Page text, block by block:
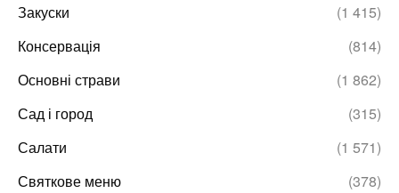
Закуски
(1 415)
Консервація
(814)
Основні страви
(1 862)
Сад і город
(315)
Салати
(1 571)
Святкове меню
(378)